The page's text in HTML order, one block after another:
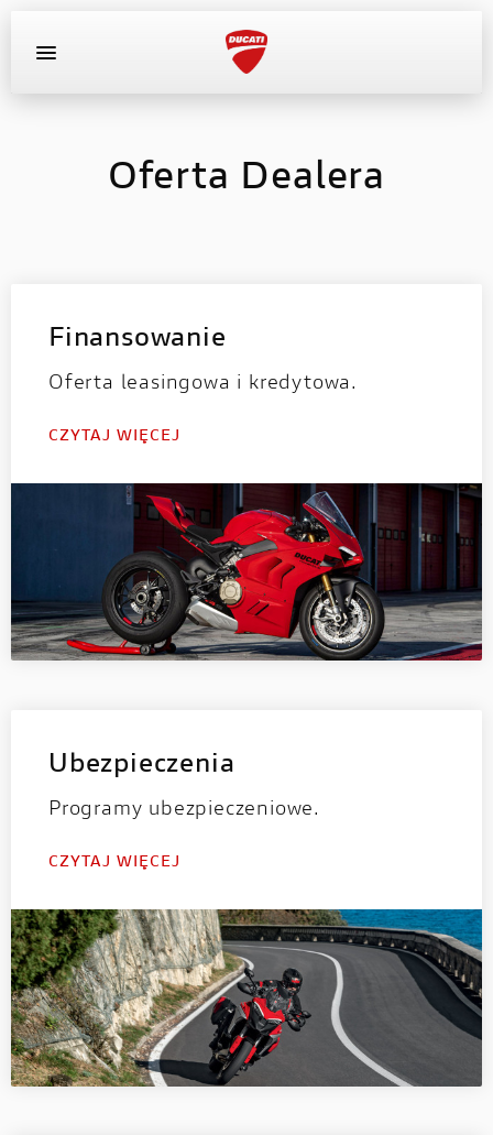
OFERTA DEALERA
KONFIGURATOR
Oferta Dealera
Finansowanie
Oferta leasingowa i kredytowa.
CZYTAJ WIĘCEJ
Ubezpieczenia
Programy ubezpieczeniowe.
CZYTAJ WIĘCEJ